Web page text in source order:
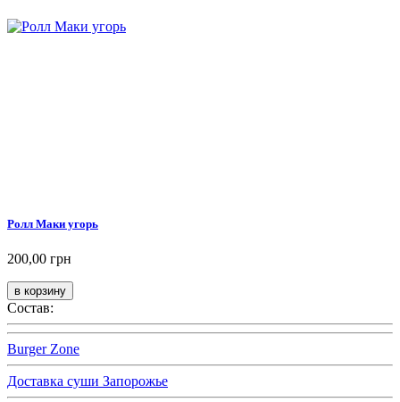
Ролл Маки угорь
200,00 грн
Состав:
Burger Zone
Доставка суши Запорожье